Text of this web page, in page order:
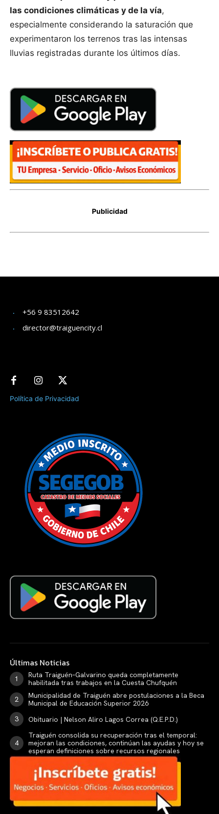
+56 9 83512642
director@traiguencity.cl
Política de Privacidad
Últimas Noticias
Ruta Traiguén–Galvarino queda completamente
habilitada tras trabajos en la Cuesta Chufquén
Municipalidad de Traiguén abre postulaciones a la Beca
Municipal de Educación Superior 2026
Obituario | Nelson Aliro Lagos Correa (Q.E.P.D.)
Traiguén consolida su recuperación tras el temporal:
mejoran las condiciones, continúan las ayudas y hoy se
esperan definiciones sobre recursos regionales